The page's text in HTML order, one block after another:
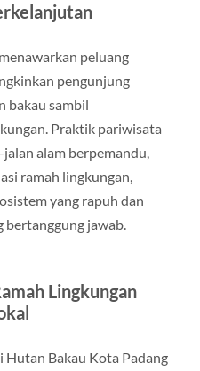
peluang
pengunjung
bakau sambil
Praktik pariwisata
alam berpemandu,
ramah lingkungan,
yang rapuh dan
bertanggung jawab.
Lingkungan
Bakau Kota Padang